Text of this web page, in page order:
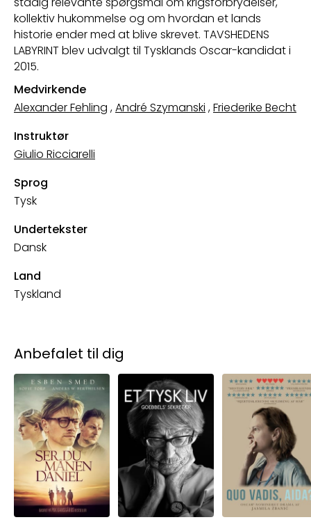
kollektiv hukommelse og om hvordan et lands
historie ender med at blive skrevet. TAVSHEDENS
LABYRINT blev udvalgt til Tysklands Oscar-kandidat i
2015.
Medvirkende
Alexander Fehling ,André Szymanski ,Friederike Becht
Instruktør
Giulio Ricciarelli
Sprog
Tysk
Undertekster
Dansk
Land
Tyskland
Anbefalet til dig